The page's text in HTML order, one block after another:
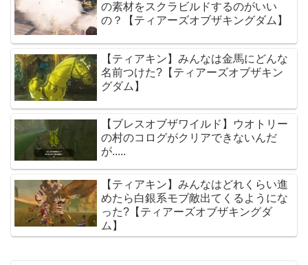
の素材をスクラビルドするのがいい
の？【ティアーズオブザキングダム】
【ティアキン】みんなは金馬にどんな
名前つけた?【ティアーズオブザキン
グダム】
【ブレスオブザワイルド】ウオトリー
の村のコログがクリアできないんだ
が.....
【ティアキン】みんなはどれくらい進
めたら白銀系モブ敵出てくるようにな
った?【ティアーズオブザキングダ
ム】